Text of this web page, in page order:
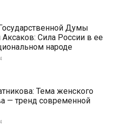
Думы
Аксаков: Сила России в ее
народе
Тема женского
— тренд современной